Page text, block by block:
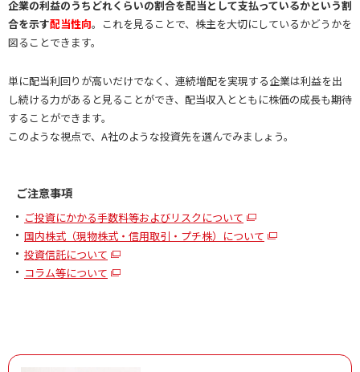
企業の利益のうちどれくらいの割合を配当として支払っているかという割
合を示す配当性向。これを見ることで、株主を大切にしているかどうかを
図ることできます。
単に配当利回りが高いだけでなく、連続増配を実現する企業は利益を出
し続ける力があると見ることができ、配当収入とともに株価の成長も期待
することができます。
このような視点で、A社のような投資先を選んでみましょう。
ご注意事項
ご投資にかかる手数料等およびリスクについて
国内株式（現物株式・信用取引・プチ株）について
投資信託について
コラム等について